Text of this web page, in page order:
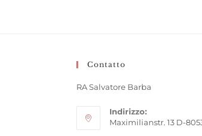
Contatto
RA Salvatore Barba
Indirizzo:
Maximilianstr. 13 D-